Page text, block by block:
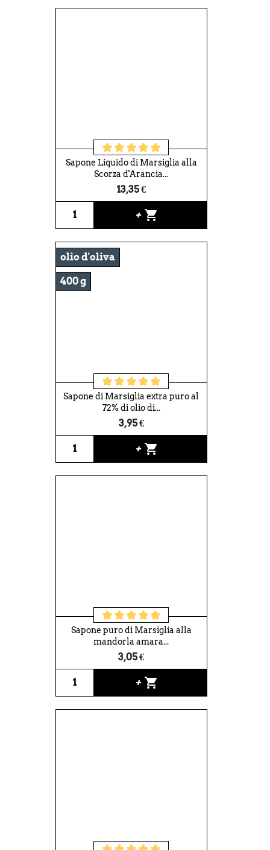
Sapone Liquido di Marsiglia alla
Scorza d'Arancia...
13,35 €
+ shopping_cart
Sapone di Marsiglia extra puro al
72% di olio di...
3,95 €
+ shopping_cart
olio d'oliva
400 g
Sapone puro di Marsiglia alla
mandorla amara...
3,05 €
+ shopping_cart